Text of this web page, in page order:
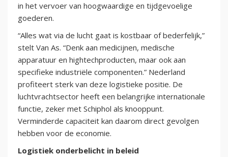
in het vervoer van hoogwaardige en tijdgevoelige
goederen.
“Alles wat via de lucht gaat is kostbaar of bederfelijk,”
stelt Van As. “Denk aan medicijnen, medische
apparatuur en hightechproducten, maar ook aan
specifieke industriële componenten.” Nederland
profiteert sterk van deze logistieke positie. De
luchtvrachtsector heeft een belangrijke internationale
functie, zeker met Schiphol als knooppunt.
Verminderde capaciteit kan daarom direct gevolgen
hebben voor de economie.
Logistiek onderbelicht in beleid